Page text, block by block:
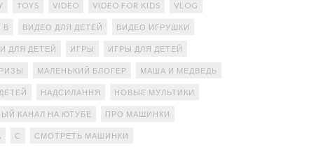
TOYS VIDEO VIDEO FOR KIDS VLOG
В ВИДЕО ДЛЯ ДЕТЕЙ ВИДЕО ИГРУШКИ
ДЛЯ ДЕТЕЙ ИГРЫ ИГРЫ ДЛЯ ДЕТЕЙ
МАЛЕНЬКИЙ БЛОГЕР МАША И МЕДВЕДЬ
НАДСИЛАННЯ НОВЫЕ МУЛЬТИКИ
КАНАЛ НА ЮТУБЕ ПРО МАШИНКИ
С СМОТРЕТЬ МАШИНКИ